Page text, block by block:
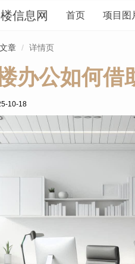
信息网 首页 项目图
章 详情页
办公如何借
10-18